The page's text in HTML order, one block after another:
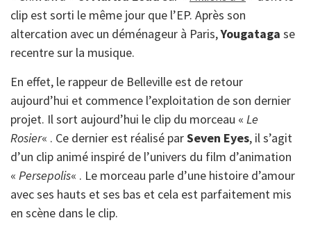
clip est sorti le même jour que l’EP. Après son
altercation avec un déménageur à Paris,Yougataga se
recentre sur la musique.
En effet, le rappeur de Belleville est de retour
aujourd’hui et commence l’exploitation de son dernier
projet. Il sort aujourd’hui le clip du morceau « Le
Rosier« . Ce dernier est réalisé parSeven Eyes, il s’agit
d’un clip animé inspiré de l’univers du film d’animation
« Persepolis« . Le morceau parle d’une histoire d’amour
avec ses hauts et ses bas et cela est parfaitement mis
en scène dans le clip.